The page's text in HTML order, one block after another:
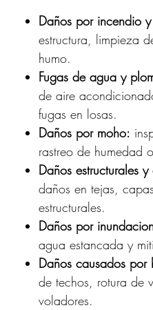
Daños por incendio
estructura, limpieza
humo.
Fugas de agua y
de aire
fugas en losas.
Daños por moho:
rastreo de humedad
Daños estructurales
daños en tejas,
estructurales.
Daños por
agua estancada y
Daños causados ​​por
de techos, rotura de
voladores.